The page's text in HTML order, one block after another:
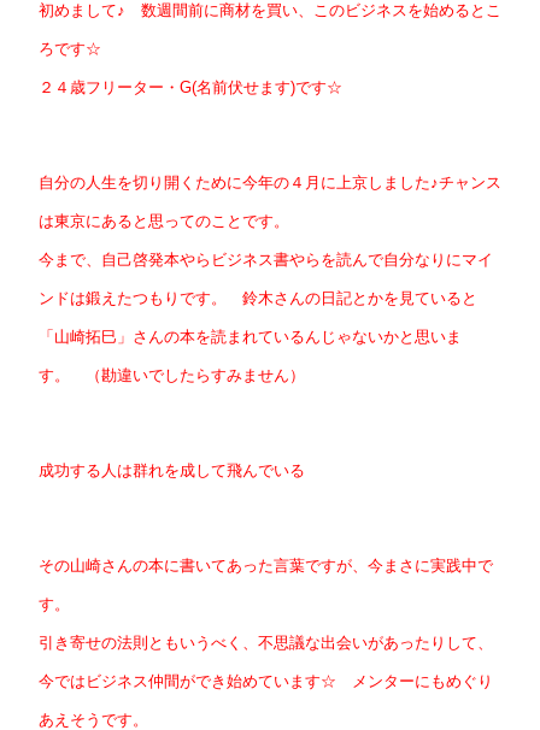
初めまして♪ 数週間前に商材を買い、このビジネスを始めるとこ
ろです☆
２４歳フリーター・G(名前伏せます)です☆
自分の人生を切り開くために今年の４月に上京しました♪チャンス
は東京にあると思ってのことです。
今まで、自己啓発本やらビジネス書やらを読んで自分なりにマイ
ンドは鍛えたつもりです。 鈴木さんの日記とかを見ていると
「山崎拓巳」さんの本を読まれているんじゃないかと思いま
す。 （勘違いでしたらすみません）
成功する人は群れを成して飛んでいる
その山崎さんの本に書いてあった言葉ですが、今まさに実践中で
す。
引き寄せの法則ともいうべく、不思議な出会いがあったりして、
今ではビジネス仲間ができ始めています☆ メンターにもめぐり
あえそうです。